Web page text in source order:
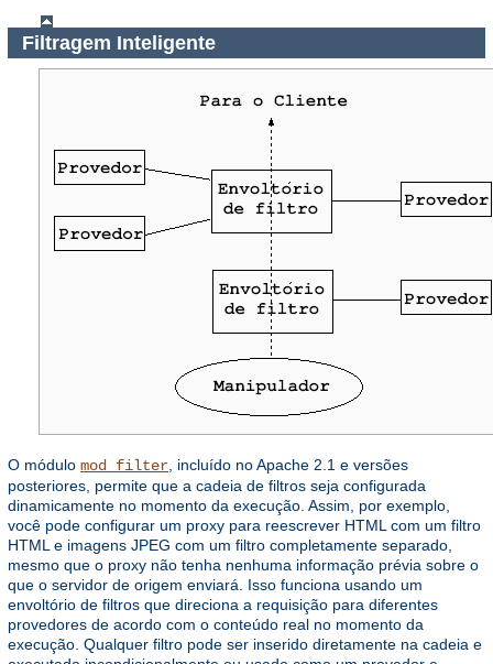
Filtragem Inteligente
O módulo mod_filter, incluído no Apache 2.1 e versões
posteriores, permite que a cadeia de filtros seja configurada
dinamicamente no momento da execução. Assim, por exemplo,
você pode configurar um proxy para reescrever HTML com um filtro
HTML e imagens JPEG com um filtro completamente separado,
mesmo que o proxy não tenha nenhuma informação prévia sobre o
que o servidor de origem enviará. Isso funciona usando um
envoltório de filtros que direciona a requisição para diferentes
provedores de acordo com o conteúdo real no momento da
execução. Qualquer filtro pode ser inserido diretamente na cadeia e